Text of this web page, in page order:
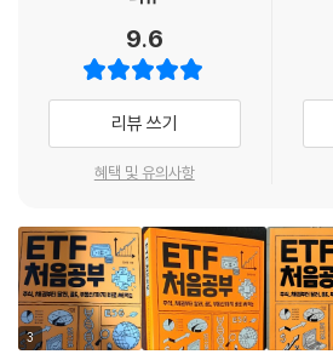
ETF의 종류는 폭발적으로 늘고 있다. 특히
시작해 2002년에 102개, 2020년에는
있다. 이는 다른 나라도 마찬가지여서 현재
ETF가 거래되고 있다.
백테스팅을 통한 각 ETF 수익률 결과 공개!
‘자산배분의 대가’의 ETF 투자비법서!
ETF로 투자할 수 있는 자산은 다양하다. 앞
채권, 부동산, 원유, 금, 해외주식, 통화 등 실
9.6
리뷰 쓰기
혜택 및 유의사항
3